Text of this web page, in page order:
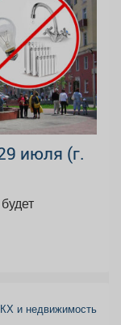
июля (г.
и недвижимость